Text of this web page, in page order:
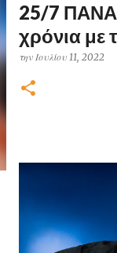
25/7
χρόνια με
την Ιουλίου 11, 2022